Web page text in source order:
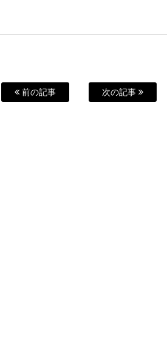
前の記事 次の記事